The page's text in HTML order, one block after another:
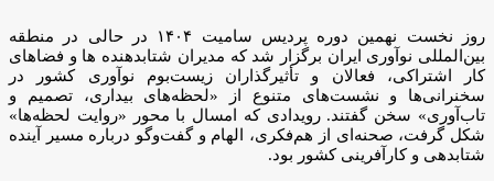
روز نخست نهمین دوره پردیس سامیت ۱۴۰۴ در حالی در منطقه
بین‌المللی نوآوری ایران برگزار شد که مدیران شتابدهنده ها و فضاهای
کار اشتراکی، فعالان و تأثیرگذاران زیست‌بوم نوآوری کشور در
سخنرانی‌ها و نشست‌های متنوع از «لحظه‌های بیداری، تصمیم و
تاب‌آوری» سخن گفتند. رویدادی که امسال با محور «روایت لحظه‌ها»
شکل گرفت، صحنه‌ای از هم‌فکری، الهام و گفت‌وگو درباره مسیر آینده
شتابدهی و کارآفرینی کشور بود.